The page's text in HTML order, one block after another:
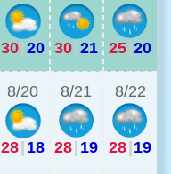
30|20 30|21 25|20
8/20
28| 18
8/21
28| 19
8/22
28|19